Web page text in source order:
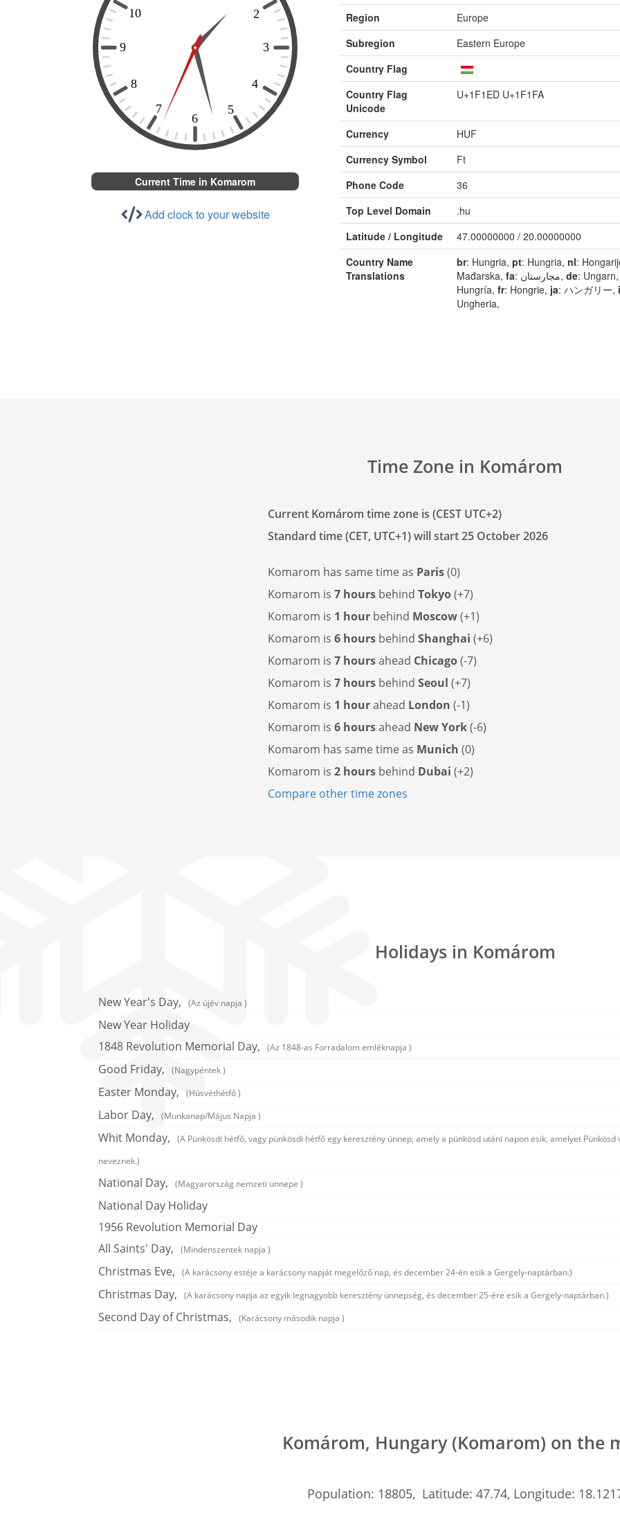
Current Time in Komarom
Add clock to your website
Region
Europe
Subregion
Eastern Europe
Country Flag
Country Flag
Unicode
U+1F1ED U+1F1FA
Currency
HUF
Currency Symbol
Ft
Phone Code
36
Top Level Domain
.hu
Latitude / Longitude
47.00000000 / 20.00000000
Country Name
Translations
br: Hungria, pt: Hungria, nl:
Mađarska, fa : مجارستان, de: Ungarn,
Hungría, fr: Hongrie, ja: ハンガリー,
Ungheria,
Time Zone in Komárom
Current Komárom time zone is (CEST UTC+2)
Standard time (CET, UTC+1) will start 25 October 2026
Komarom has same time as Paris(0)
Komarom is 7 hours behind Tokyo(+7)
Komarom is 1 hour behind Moscow(+1)
Komarom is 6 hours behind Shanghai (+6)
Komarom is 7 hoursahead Chicago(-7)
Komarom is 7 hours behind Seoul (+7)
Komarom is 1 hourahead London (-1)
Komarom is 6 hoursahead New York(-6)
Komarom has same time as Munich (0)
Komarom is 2 hours behind Dubai (+2)
Compare other time zones
Holidays in Komárom
New Year's Day, (Az újév napja )
New Year Holiday
1848 Revolution Memorial Day,
(Az 1848-as Forradalom emléknapja )
Good Friday,
(Nagypéntek )
Easter Monday,
(Húsvéthétfő )
Labor Day,
(Munkanap/Május Napja )
Whit Monday,
(A Pünkösdi hétfő, vagy pünkösdi hétfő egy keresztény ünnep, amely a pünkösd utáni napon esik, amelyet
neveznek.)
National Day, (Magyarország nemzeti ünnepe )
National Day Holiday
1956 Revolution Memorial Day
All Saints' Day,
(Mindenszentek napja )
Christmas Eve,
(A karácsony estéje a karácsony napját megelőző nap, és december 24-én esik a Gergely-naptárban.)
Christmas Day,
(A karácsony napja az egyik legnagyobb keresztény ünnepség, és december 25-ére esik a Gergely-naptárban.)
Second Day of Christmas,
(Karácsony második napja )
Komárom, Hungary (Komarom) on the
Population: 18805, Latitude: 47.74, Longitude: